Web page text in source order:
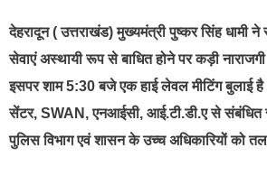
देहरादून ( उत्तराखंड) मुख्यमंत्री पुष्कर सिंह धामी
सेवाएं अस्थायी रूप से बाधित होने पर कड़ी
इसपर शाम 5:30 बजे एक हाई लेवल मीटिंग बुलाई
सेंटर, SWAN, एनआईसी, आई.टी.डी.ए से संबंधित
पुलिस विभाग एवं शासन के उच्च अधिकारियों को